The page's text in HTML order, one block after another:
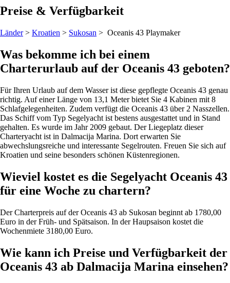
Preise & Verfügbarkeit
Länder> Kroatien > Sukosan > Oceanis 43 Playmaker
Was bekomme ich bei einem
Charterurlaub auf der Oceanis 43 geboten?
Für Ihren Urlaub auf dem Wasser ist diese gepflegte Oceanis 43 genau
richtig. Auf einer Länge von 13,1 Meter bietet Sie 4 Kabinen mit 8
Schlafgelegenheiten. Zudem verfügt die Oceanis 43 über 2 Nasszellen.
Das Schiff vom Typ Segelyacht ist bestens ausgestattet und in Stand
gehalten. Es wurde im Jahr 2009 gebaut. Der Liegeplatz dieser
Charteryacht ist in Dalmacija Marina. Dort erwarten Sie
abwechslungsreiche und interessante Segelrouten. Freuen Sie sich auf
Kroatien und seine besonders schönen Küstenregionen.
Wieviel kostet es die Segelyacht Oceanis 43
für eine Woche zu chartern?
Der Charterpreis auf der Oceanis 43 ab Sukosan beginnt ab 1780,00
Euro in der Früh- und Spätsaison. In der Haupsaison kostet die
Wochenmiete 3180,00 Euro.
Wie kann ich Preise und Verfügbarkeit der
Oceanis 43 ab Dalmacija Marina einsehen?